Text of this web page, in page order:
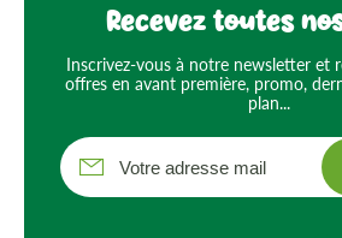
Recevez toutes
Inscrivez-vous à notre newsletter et
offres en avant première, promo,
plan...